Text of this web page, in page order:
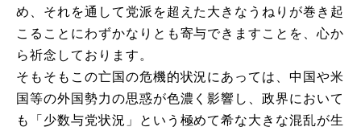
め、それを通して党派を超えた大きなうねりが巻き起
こることにわずかなりとも寄与できますことを、心か
ら祈念しております。
そもそもこの亡国の危機的状況にあっては、中国や米
国等の外国勢力の思惑が色濃く影響し、政界において
も「少数与党状況」という極めて希な大きな混乱が生